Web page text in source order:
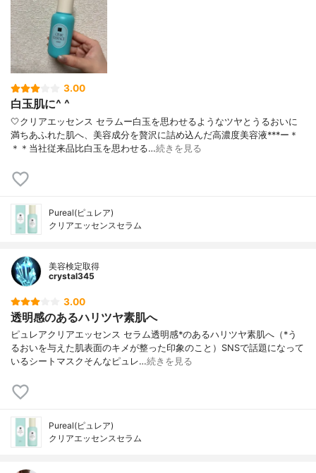
3.00
白玉肌に^ ^
🤍クリアエッセンス セラムー白玉を思わせるようなツヤとうるおいに
満ちあふれた肌へ、美容成分を贅沢に詰め込んだ高濃度美容液***ー＊
＊＊当社従来品比白玉を思わせる…続きを見る
Pureal(ピュレア)
クリアエッセンスセラム
美容検定取得
crystal345
3.00
透明感のあるハリツヤ素肌へ
ピュレアクリアエッセンス セラム透明感*のあるハリツヤ素肌へ（*う
るおいを与えた肌表面のキメが整った印象のこと）SNSで話題になって
いるシートマスクそんなピュレ…続きを見る
Pureal(ピュレア)
クリアエッセンスセラム